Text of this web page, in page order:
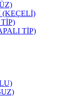
(KEÇELİ)
TİP)